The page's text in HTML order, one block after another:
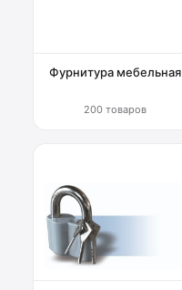
Фурнитура мебельная
200 товаров